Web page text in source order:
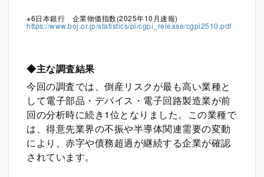
※6日本銀行 企業物価指数(2025年10月速報)
https://www.boj.or.jp/statistics/pi/cgpi_release/cgpi2510.pdf
◆主な調査結果
今回の調査では、倒産リスクが最も高い業種と
して電子部品・デバイス・電子回路製造業が前
回の分析時に続き1位となりました。この業種で
は、得意先業界の不振や半導体関連需要の変動
により、赤字や債務超過が継続する企業が確認
されています。